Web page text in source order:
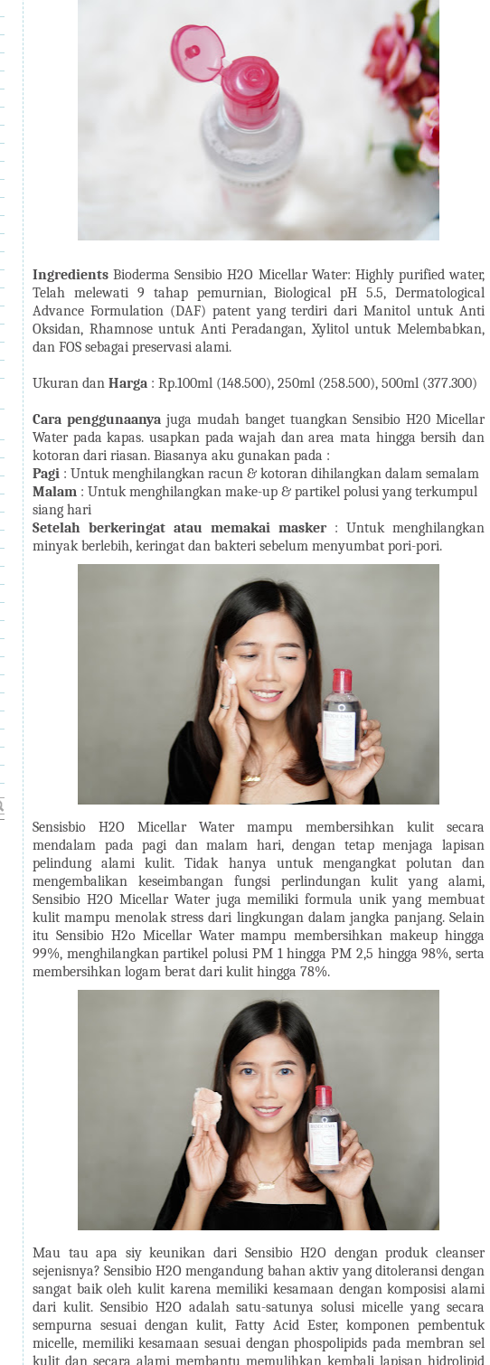
Ingredients Bioderma Sensibio H2O Micellar Water: Highly purified water,
Telah melewati 9 tahap pemurnian, Biological pH 5.5, Dermatological
Advance Formulation (DAF) patent yang terdiri dari Manitol untuk Anti
Oksidan, Rhamnose untuk Anti Peradangan, Xylitol untuk Melembabkan,
dan FOS sebagai preservasi alami.
Ukuran dan Harga : Rp.100ml (148.500), 250ml (258.500), 500ml (377.300)
Cara penggunaanya juga mudah banget tuangkan Sensibio H20 Micellar
Water pada kapas. usapkan pada wajah dan area mata hingga bersih dan
kotoran dari riasan. Biasanya aku gunakan pada :
Pagi : Untuk menghilangkan racun & kotoran dihilangkan dalam semalam
Malam : Untuk menghilangkan make-up & partikel polusi yang terkumpul
siang hari
Setelah berkeringat atau memakai masker: Untuk menghilangkan
minyak berlebih, keringat dan bakteri sebelum menyumbat pori-pori.
Sensisbio H2O Micellar Water mampu membersihkan kulit secara
mendalam pada pagi dan malam hari, dengan tetap menjaga lapisan
pelindung alami kulit. Tidak hanya untuk mengangkat polutan dan
mengembalikan keseimbangan fungsi perlindungan kulit yang alami,
Sensibio H2O Micellar Water juga memiliki formula unik yang membuat
kulit mampu menolak stress dari lingkungan dalam jangka panjang. Selain
itu Sensibio H2o Micellar Water mampu membersihkan makeup hingga
99%, menghilangkan partikel polusi PM 1 hingga PM 2,5 hingga 98%, serta
membersihkan logam berat dari kulit hingga 78%.
Mau tau apa siy keunikan dari Sensibio H2O dengan produk cleanser
sejenisnya? Sensibio H2O mengandung bahan aktiv yang ditoleransi dengan
sangat baik oleh kulit karena memiliki kesamaan dengan komposisi alami
dari kulit. Sensibio H2O adalah satu-satunya solusi micelle yang secara
sempurna sesuai dengan kulit, Fatty Acid Ester, komponen pembentuk
micelle, memiliki kesamaan sesuai dengan phospolipids pada membran sel
kulit dan secara alami membantu memulihkan kembali lapisan hidrolipid